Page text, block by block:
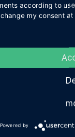
according to
my consent
Powered by